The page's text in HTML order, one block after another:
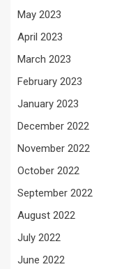
May 2023
April 2023
March 2023
February 2023
January 2023
December 2022
November 2022
October 2022
September 2022
August 2022
July 2022
June 2022